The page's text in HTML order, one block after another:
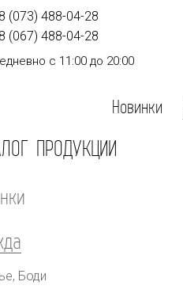
8 (073) 488-04-28
8 (067) 488-04-28
с 11:00 до 20:00
Новинки
ПРОДУКЦИИ
Боди